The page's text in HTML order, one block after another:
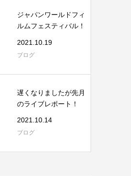
ジャパンワールドフィ
ルムフェスティバル！
2021.10.19
ブログ
遅くなりましたが先月
のライブレポート！
2021.10.14
ブログ